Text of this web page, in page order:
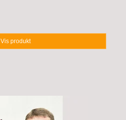
Vis produkt